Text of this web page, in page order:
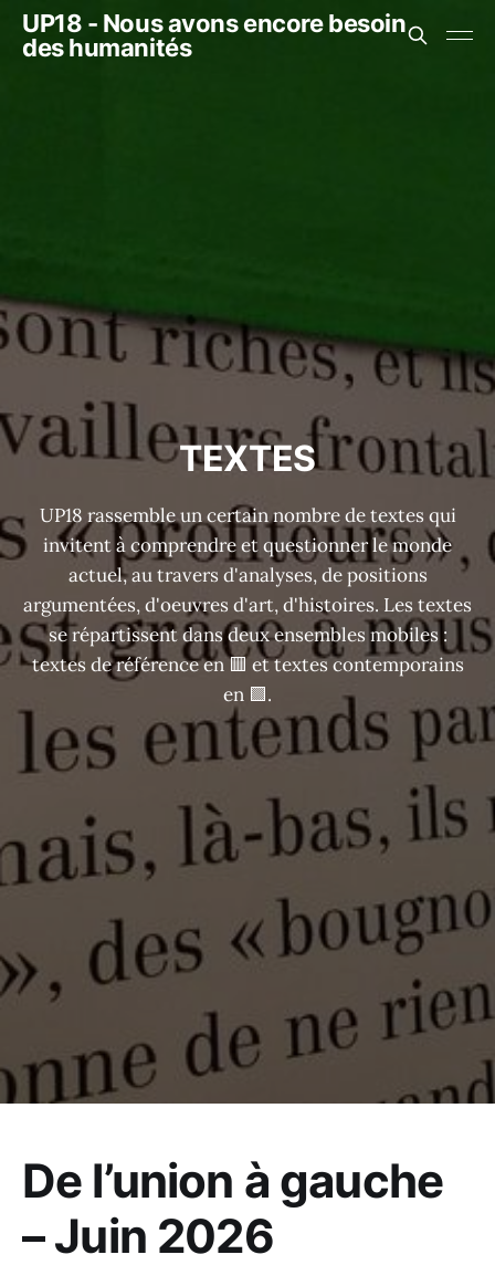
UP18 - Nous avons encore besoin
des humanités
TEXTES
UP18 rassemble un certain nombre de textes qui
invitent à comprendre et questionner le monde
actuel, au travers d'analyses, de positions
argumentées, d'oeuvres d'art, d'histoires. Les textes
se répartissent dans deux ensembles mobiles :
textes de référence en 🟥 et textes contemporains
en 🟩.
De l’union à gauche
– Juin 2026